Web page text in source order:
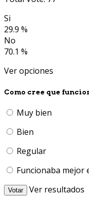
Si
29.9 %
No
70.1 %
Ver opciones
Como cree que
Muy bien
Bien
Regular
Funcionaba
Votar
Ver resultados